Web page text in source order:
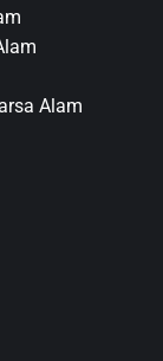
Alam